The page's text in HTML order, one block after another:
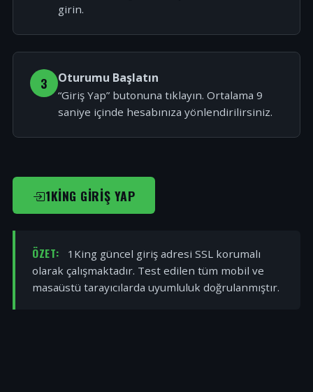
girin.
3 Oturumu Başlatın
“Giriş Yap” butonuna tıklayın. Ortalama 9
saniye içinde hesabınıza yönlendirilirsiniz.
1KING GIRIŞ YAP
ÖZET:
1King güncel giriş adresi SSL korumalı
olarak çalışmaktadır. Test edilen tüm mobil ve
masaüstü tarayıcılarda uyumluluk doğrulanmıştır.